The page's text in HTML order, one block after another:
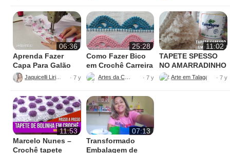
06:36
Aprenda Fazer
Capa Para Galão
de Água – 20 litros
Jaquicelli Liriane · 7 y
25:28
Como Fazer Bico
em Crochê Carreira
Única
Artes da Cata · 7 y
11:02
TAPETE SPESSO
NO AMARRADINHO
PERFEITO
· 7 y
11:53
Marcelo Nunes –
Crochê tapete
07:13
Transformado
Embalagem de